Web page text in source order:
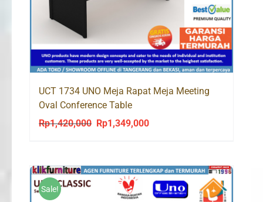
UCT 1734 UNO Meja Rapat Meja Meeting
Oval Conference Table
Rp1,420,000
Original
Rp1,420,000.
Rp1,349,000Current
Rp1,349,000.
Sale!